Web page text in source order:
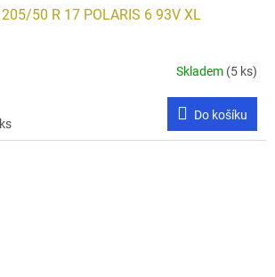
205/50 R 17 POLARIS 6 93V XL
Skladem (5 ks)
Do košíku